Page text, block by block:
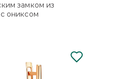
замком из
ониксом